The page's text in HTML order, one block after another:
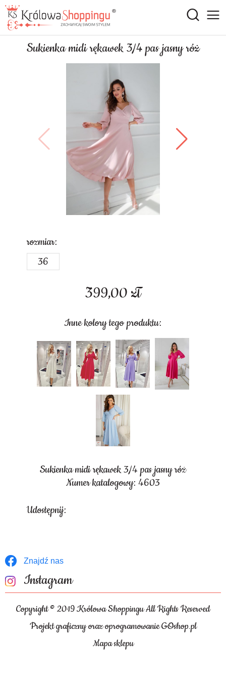
Sukienka midi rękawek 3/4 pas jasny róż
399,00 zł
Inne kolory tego produktu:
rozmiar:
36
Sukienka midi rękawek 3/4 pas jasny róż
Numer katalogowy: 4603
Udostępnij:
Znajdź nas
Instagram
Copyright © 2019 Królowa Shoppingu All Rights Reserved
Projekt graficzny oraz oprogramowanie GOshop.pl
Mapa sklepu